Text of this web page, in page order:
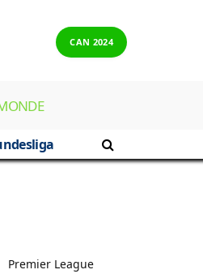
CAN 2024
Premier League